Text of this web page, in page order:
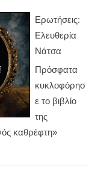
Ερωτήσεις:
Ελευθερία
Νάτσα
Πρόσφατα
κυκλοφόρησ
ε το βιβλίο
της
καθρέφτη»